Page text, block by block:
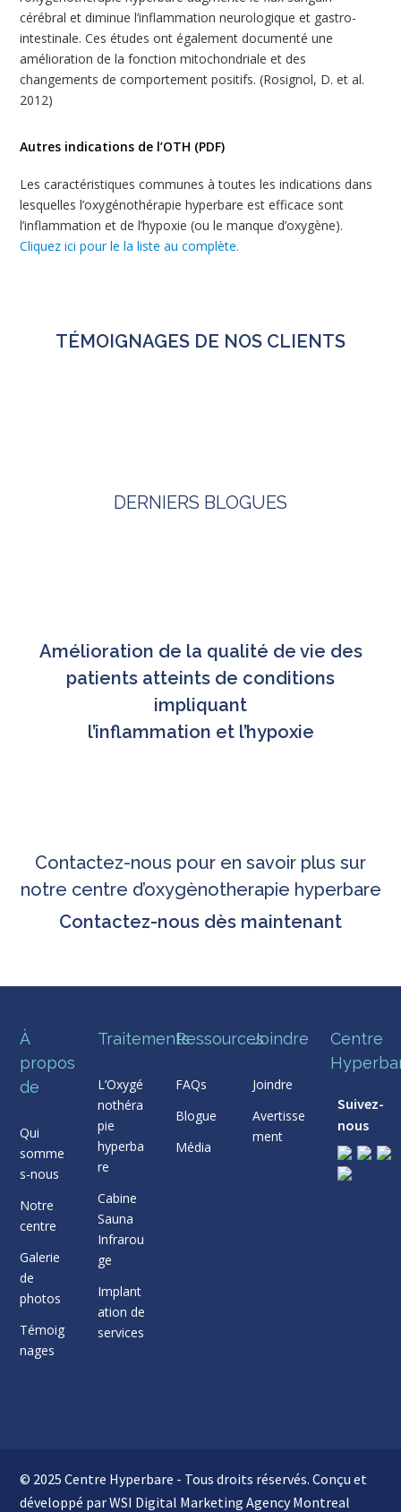
cérébral et diminue l’inflammation neurologique et gastro-
intestinale. Ces études ont également documenté une
amélioration de la fonction mitochondriale et des
changements de comportement positifs. (Rosignol, D. et al.
2012)
Autres indications de l’OTH (PDF)
Les caractéristiques communes à toutes les indications dans
lesquelles l’oxygénothérapie hyperbare est efficace sont
l’inflammation et de l’hypoxie (ou le manque d’oxygène).
Cliquez ici pour le la liste au complète.
TÉMOIGNAGES DE NOS CLIENTS
DERNIERS BLOGUES
Amélioration de la qualité de vie des
patients atteints de conditions
impliquant
l’inflammation et l’hypoxie
Contactez-nous pour en savoir plus sur
notre centre d’oxygènotherapie hyperbare
Contactez-nous dès maintenant
À
propos
de
Qui
somme
s-nous
Notre
centre
Galerie
de
photos
Témoig
nages
Traitements
L’Oxygé
nothéra
pie
hyperba
re
Cabine
Sauna
Infrarou
ge
Implant
ation de
services
Ressources
FAQs
Blogue
Média
Joindre
Joindre
Avertisse
ment
Centre
Suivez-
nous
© 2025 Centre Hyperbare - Tous droits réservés. Conçu et
développé par WSI Digital Marketing Agency Montreal